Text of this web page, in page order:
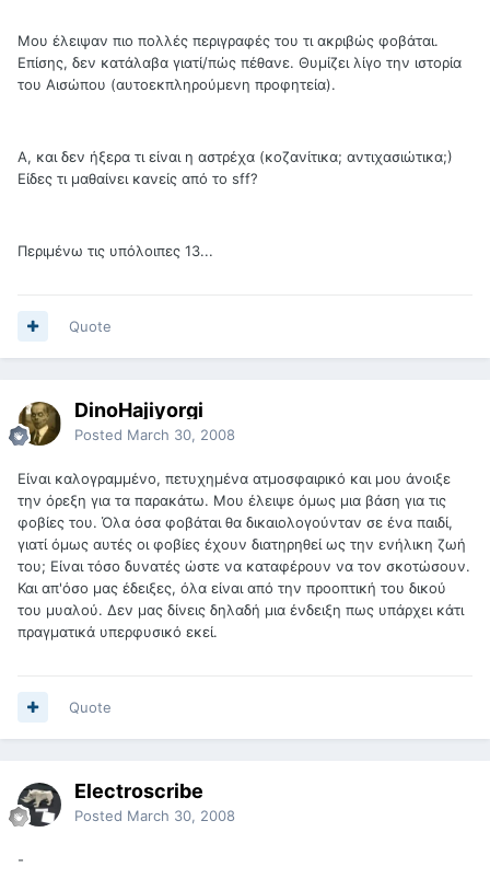
Μου έλειψαν πιο πολλές περιγραφές του τι ακριβώς φοβάται.
Επίσης, δεν κατάλαβα γιατί/πώς πέθανε. Θυμίζει λίγο την ιστορία
του Αισώπου (αυτοεκπληρούμενη προφητεία).
Α, και δεν ήξερα τι είναι η αστρέχα (κοζανίτικα; αντιχασιώτικα;)
Είδες τι μαθαίνει κανείς από το sff?
Περιμένω τις υπόλοιπες 13...
Quote
DinoHajiyorgi
Posted March 30, 2008
Είναι καλογραμμένο, πετυχημένα ατμοσφαιρικό και μου άνοιξε
την όρεξη για τα παρακάτω. Μου έλειψε όμως μια βάση για τις
φοβίες του. Όλα όσα φοβάται θα δικαιολογούνταν σε ένα παιδί,
γιατί όμως αυτές οι φοβίες έχουν διατηρηθεί ως την ενήλικη ζωή
του; Είναι τόσο δυνατές ώστε να καταφέρουν να τον σκοτώσουν.
Και απ'όσο μας έδειξες, όλα είναι από την προοπτική του δικού
του μυαλού. Δεν μας δίνεις δηλαδή μια ένδειξη πως υπάρχει κάτι
πραγματικά υπερφυσικό εκεί.
Quote
Electroscribe
Posted March 30, 2008
-